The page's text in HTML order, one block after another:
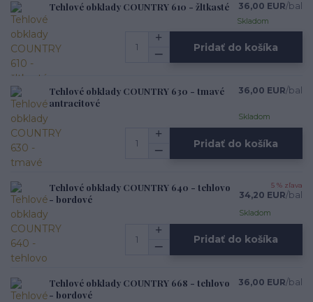
Tehlové obklady COUNTRY 610 - žltkasté 36,00 EUR/bal
Skladom
Pridať do košíka
Tehlové obklady COUNTRY 630 - tmavé
antracitové
36,00 EUR/bal
Skladom
Pridať do košíka
Tehlové obklady COUNTRY 640 - tehlovo
- bordové
5 % zľava
34,20 EUR/bal
Skladom
Pridať do košíka
Tehlové obklady COUNTRY 668 - tehlovo
- bordové
36,00 EUR/bal